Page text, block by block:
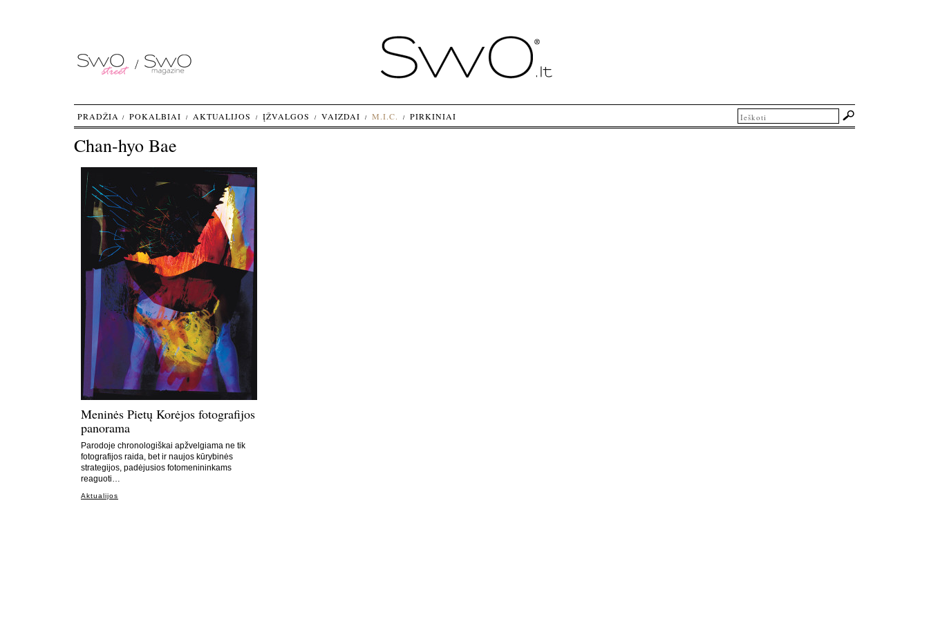
Chan-hyo Bae
Meninės Pietų Korėjos fotografijos
panorama
Parodoje chronologiškai apžvelgiama ne tik
fotografijos raida, bet ir naujos kūrybinės
strategijos, padėjusios fotomenininkams
reaguoti…
Aktualijos
PRADŽIA POKALBIAI AKTUALIJOS ĮŽVALGOS VAIZDAI M.I.C. PIRKINIAI